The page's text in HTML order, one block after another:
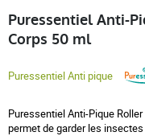
Puressentiel Anti-
Corps 50 ml
Puressentiel Anti pique
Puressentiel Anti-Pique
permet de garder les